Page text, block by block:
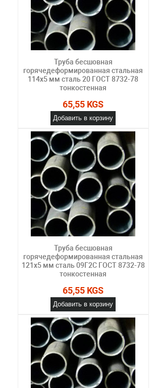
Труба бесшовная
горячедеформированная стальная
114х5 мм сталь 20 ГОСТ 8732-78
тонкостенная
65,55 KGS
Добавить в корзину
Труба бесшовная
горячедеформированная стальная
121х5 мм сталь 09Г2С ГОСТ 8732-78
тонкостенная
65,55 KGS
Добавить в корзину